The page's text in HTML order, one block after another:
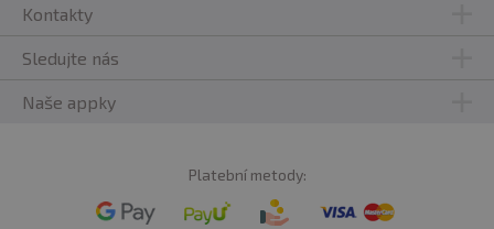
Kontakty
Sledujte nás
Naše appky
Platební metody: